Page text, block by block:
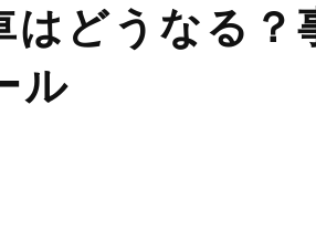
はどうなる？
ル